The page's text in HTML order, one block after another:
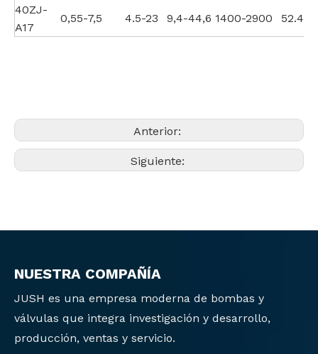
40ZJ-
A17
0,55-7,5 4.5-23 9,4-44,6 1400-2900 52.4
Anterior:
Siguiente:
NUESTRA COMPAÑÍA
JUSH es una empresa moderna de bombas y
válvulas que integra investigación y desarrollo,
producción, ventas y servicio.